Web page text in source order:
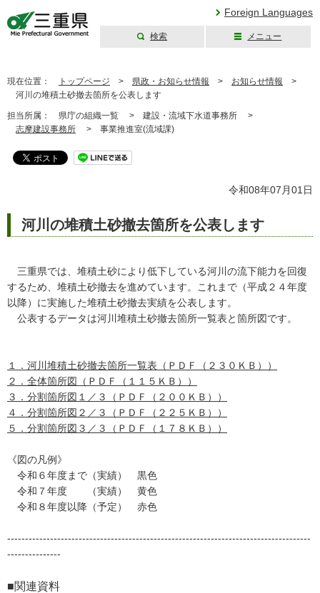
Foreign Languages
検索 メニュー
現在位置： トップページ > 県政・お知らせ情報 > お知らせ情報 >
河川の堆積土砂撤去箇所を公表します
担当所属： 県庁の組織一覧 > 建設・流域下水道事務所 >
志摩建設事務所 > 事業推進室(流域課)
令和08年07月01日
河川の堆積土砂撤去箇所を公表します
三重県では、堆積土砂により低下している河川の流下能力を回復
するため、堆積土砂撤去を進めています。これまで（平成２４年度
以降）に実施した堆積土砂撤去実績を公表します。
公表するデータは河川堆積土砂撤去箇所一覧表と箇所図です。
１．河川堆積土砂撤去箇所一覧表（ＰＤＦ（２３０ＫＢ））
２．全体箇所図（ＰＤＦ（１１５ＫＢ））
３．分割箇所図１／３（ＰＤＦ（２００ＫＢ））
４．分割箇所図２／３（ＰＤＦ（２２５ＫＢ））
５．分割箇所図３／３（ＰＤＦ（１７８ＫＢ））
《図の凡例》
令和６年度まで（実績） 黒色
令和７年度 （実績） 黄色
令和８年度以降（予定） 赤色
-------------------------------------------------------------------------------------
---------------
■関連資料